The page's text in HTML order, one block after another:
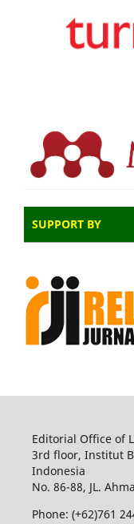
SUPPORT BY
Editorial Office of
3rd floor, Institut
Indonesia
No. 86-88, JL.
Phone: (+62)761